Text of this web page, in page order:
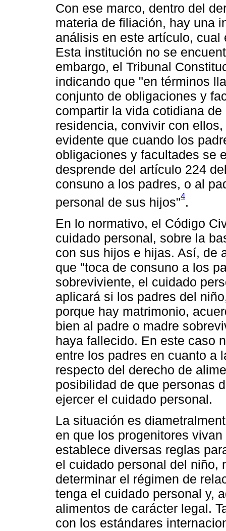
Con ese marco, dentro del
materia de filiación, hay una
análisis en este artículo,
Esta institución no se
embargo, el Tribunal
indicando que "en términos
conjunto de obligaciones y
compartir la vida cotidiana
residencia, convivir con
evidente que cuando los
obligaciones y facultades se
desprende del artículo 224
consuno a los padres, o al
personal de sus hijos"4.
En lo normativo, el Código
cuidado personal, sobre la
con sus hijos e hijas. Así, de
que "toca de consuno a los
sobreviviente, el cuidado
aplicará si los padres del
porque hay matrimonio,
bien al padre o madre
haya fallecido. En este caso
entre los padres en cuanto a
respecto del derecho de
posibilidad de que personas
ejercer el cuidado personal.
La situación es
en que los progenitores
establece diversas reglas
el cuidado personal del niño,
determinar el régimen de
tenga el cuidado personal y,
alimentos de carácter legal.
con los estándares